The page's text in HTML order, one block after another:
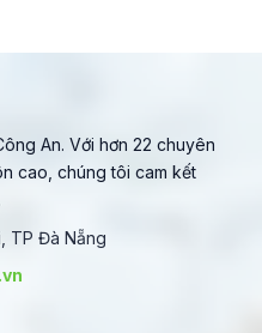
An. Với hơn 22 chuyên
cao, chúng tôi cam kết
TP Đà Nẵng